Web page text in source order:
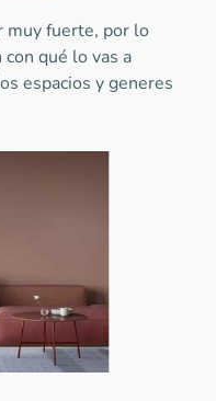
muy fuerte, por lo
qué lo vas a
espacios y generes